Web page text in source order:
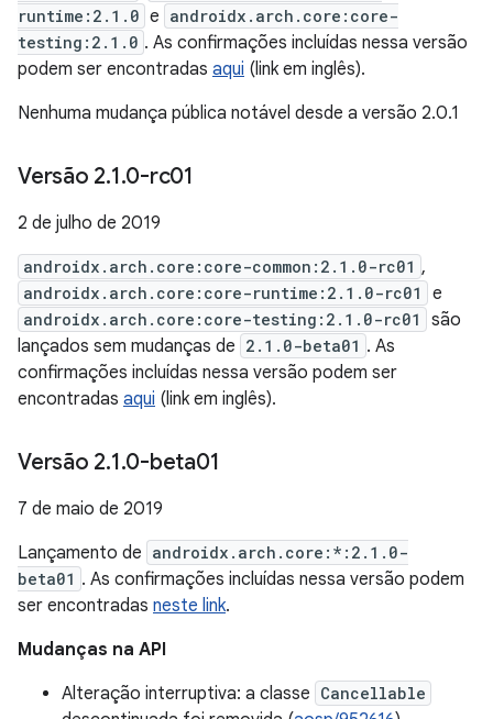
runtime:2.1.0 e androidx.arch.core:core-
testing:2.1.0 . As confirmações incluídas nessa versão
podem ser encontradas aqui (link em inglês).
Nenhuma mudança pública notável desde a versão 2.0.1
Versão 2.1.0-rc01
2 de julho de 2019
androidx.arch.core:core-common:2.1.0-rc01 ,
androidx.arch.core:core-runtime:2.1.0-rc01 e
androidx.arch.core:core-testing:2.1.0-rc01
são
lançados sem mudanças de 2.1.0-beta01 . As
confirmações incluídas nessa versão podem ser
encontradas aqui (link em inglês).
Versão 2.1.0-beta01
7 de maio de 2019
Lançamento de androidx.arch.core:*:2.1.0-
beta01 . As confirmações incluídas nessa versão podem
ser encontradas neste link.
Mudanças na API
Alteração interruptiva: a classe Cancellable